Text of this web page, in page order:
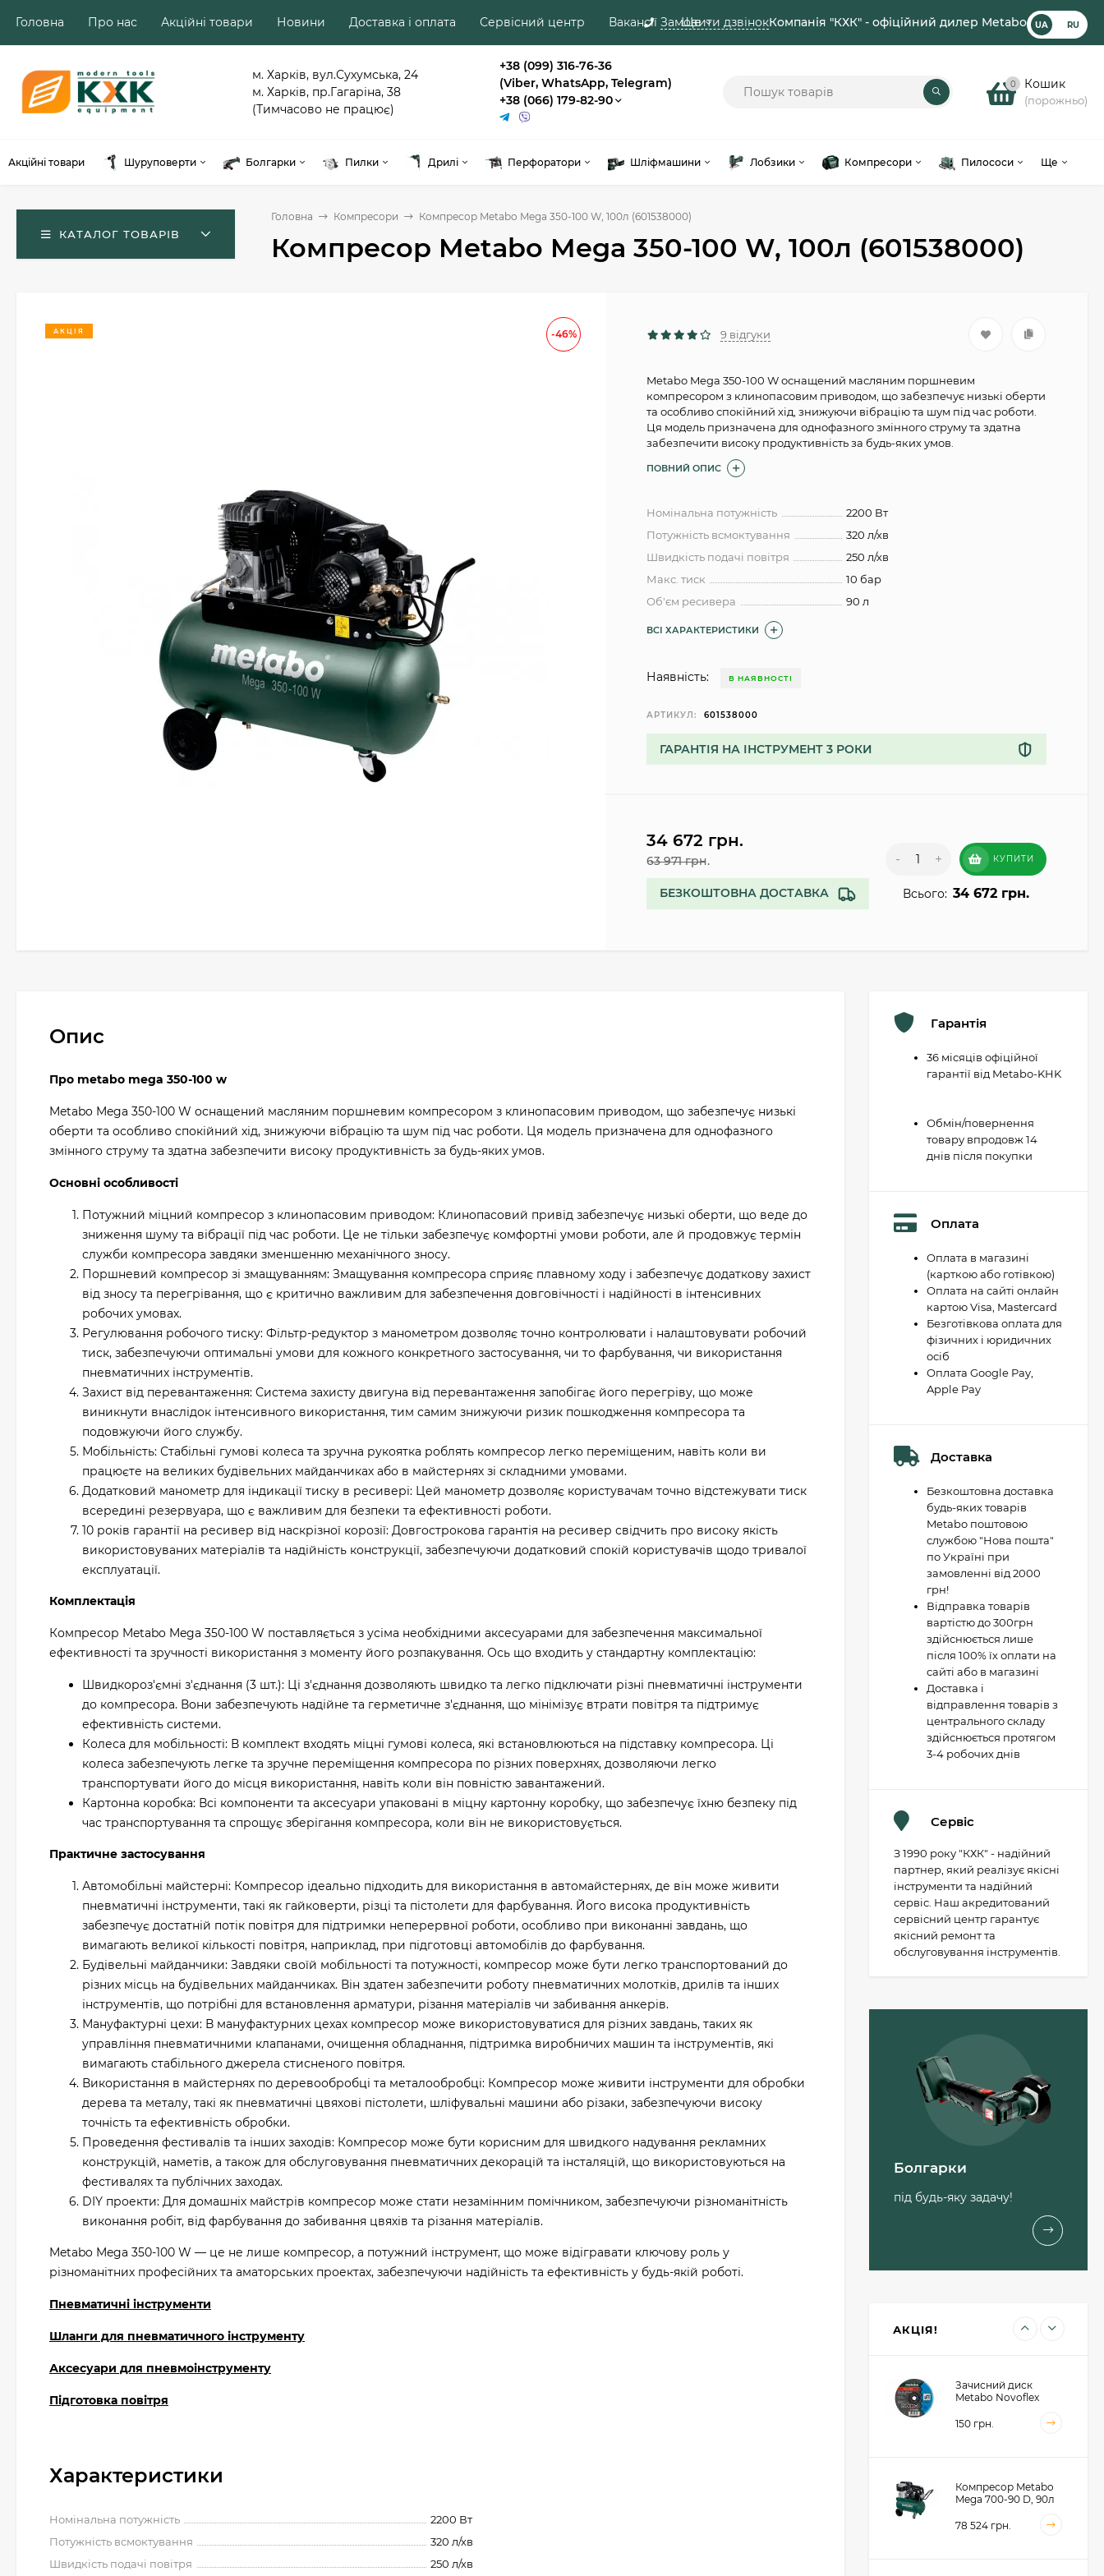
Замовити дзвінокКомпанія "КХК" - офіційний дилер Metabo UA RU
Головна Про нас Акційні товари Новини Доставка і оплата Сервісний центр Вакансії Ще
м. Харків, вул.Сухумська, 24
м. Харків, пр.Гагаріна, 38
(Тимчасово не працює)
+38 (099) 316-76-36
(Viber, WhatsApp, Telegram)
+38 (066) 179-82-90
0 Кошик
(порожньо)
Акційні товари Шуруповерти Болгарки Пилки Дрилі Перфоратори Шліфмашини Лобзики Компресори Пилососи Ще
КАТАЛОГ ТОВАРІВ
Головна Компресори Компресор Metabo Mega 350-100 W, 100л (601538000)
Компресор Metabo Mega 350-100 W, 100л (601538000)
-46%
АКЦІЯ 9 відгуки
Metabo Mega 350-100 W оснащений масляним поршневим
компресором з клинопасовим приводом, що забезпечує низькі оберти
та особливо спокійний хід, знижуючи вібрацію та шум під час роботи.
Ця модель призначена для однофазного змінного струму та здатна
забезпечити високу продуктивність за будь-яких умов.
ПОВНИЙ ОПИС
Номінальна потужність
2200 Вт
Потужність всмоктування
320 л/хв
Швидкість подачі повітря
250 л/хв
Макс. тиск
10 бар
Об'єм ресивера
90 л
ВСІ ХАРАКТЕРИСТИКИ
Наявність: В НАЯВНОСТІ
АРТИКУЛ: 601538000
ГАРАНТІЯ НА ІНСТРУМЕНТ 3 РОКИ
34 672 грн.
63 971 грн.
БЕЗКОШТОВНА ДОСТАВКА
- + КУПИТИ
Всього: 34 672 грн.
Опис
Про metabo mega 350-100 w
Metabo Mega 350-100 W оснащений масляним поршневим компресором з клинопасовим приводом, що забезпечує низькі
оберти та особливо спокійний хід, знижуючи вібрацію та шум під час роботи. Ця модель призначена для однофазного
змінного струму та здатна забезпечити високу продуктивність за будь-яких умов.
Основні особливості
Потужний міцний компресор з клинопасовим приводом: Клинопасовий привід забезпечує низькі оберти, що веде до
зниження шуму та вібрації під час роботи. Це не тільки забезпечує комфортні умови роботи, але й продовжує термін
служби компресора завдяки зменшенню механічного зносу.
Поршневий компресор зі змащуванням: Змащування компресора сприяє плавному ходу і забезпечує додаткову захист
від зносу та перегрівання, що є критично важливим для забезпечення довговічності і надійності в інтенсивних
робочих умовах.
Регулювання робочого тиску: Фільтр-редуктор з манометром дозволяє точно контролювати і налаштовувати робочий
тиск, забезпечуючи оптимальні умови для кожного конкретного застосування, чи то фарбування, чи використання
пневматичних інструментів.
Захист від перевантаження: Система захисту двигуна від перевантаження запобігає його перегріву, що може
виникнути внаслідок інтенсивного використання, тим самим знижуючи ризик пошкодження компресора та
подовжуючи його службу.
Мобільність: Стабільні гумові колеса та зручна рукоятка роблять компресор легко переміщеним, навіть коли ви
працюєте на великих будівельних майданчиках або в майстернях зі складними умовами.
Додатковий манометр для індикації тиску в ресивері: Цей манометр дозволяє користувачам точно відстежувати тиск
всередині резервуара, що є важливим для безпеки та ефективності роботи.
10 років гарантії на ресивер від наскрізної корозії: Довгострокова гарантія на ресивер свідчить про високу якість
використовуваних матеріалів та надійність конструкції, забезпечуючи додатковий спокій користувачів щодо тривалої
експлуатації.
Комплектація
Компресор Metabo Mega 350-100 W поставляється з усіма необхідними аксесуарами для забезпечення максимальної
ефективності та зручності використання з моменту його розпакування. Ось що входить у стандартну комплектацію:
Швидкороз'ємні з'єднання (3 шт.): Ці з'єднання дозволяють швидко та легко підключати різні пневматичні інструменти
до компресора. Вони забезпечують надійне та герметичне з'єднання, що мінімізує втрати повітря та підтримує
ефективність системи.
Колеса для мобільності: В комплект входять міцні гумові колеса, які встановлюються на підставку компресора. Ці
колеса забезпечують легке та зручне переміщення компресора по різних поверхнях, дозволяючи легко
транспортувати його до місця використання, навіть коли він повністю завантажений.
Картонна коробка: Всі компоненти та аксесуари упаковані в міцну картонну коробку, що забезпечує їхню безпеку під
час транспортування та спрощує зберігання компресора, коли він не використовується.
Практичне застосування
Автомобільні майстерні: Компресор ідеально підходить для використання в автомайстернях, де він може живити
пневматичні інструменти, такі як гайковерти, різці та пістолети для фарбування. Його висока продуктивність
забезпечує достатній потік повітря для підтримки неперервної роботи, особливо при виконанні завдань, що
вимагають великої кількості повітря, наприклад, при підготовці автомобілів до фарбування.
Будівельні майданчики: Завдяки своїй мобільності та потужності, компресор може бути легко транспортований до
різних місць на будівельних майданчиках. Він здатен забезпечити роботу пневматичних молотків, дрилів та інших
інструментів, що потрібні для встановлення арматури, різання матеріалів чи забивання анкерів.
Мануфактурні цехи: В мануфактурних цехах компресор може використовуватися для різних завдань, таких як
управління пневматичними клапанами, очищення обладнання, підтримка виробничих машин та інструментів, які
вимагають стабільного джерела стисненого повітря.
Використання в майстернях по деревообробці та металообробці: Компресор може живити інструменти для обробки
дерева та металу, такі як пневматичні цвяхові пістолети, шліфувальні машини або різаки, забезпечуючи високу
точність та ефективність обробки.
Проведення фестивалів та інших заходів: Компресор може бути корисним для швидкого надування рекламних
конструкцій, наметів, а також для обслуговування пневматичних декорацій та інсталяцій, що використовуються на
фестивалях та публічних заходах.
DIY проекти: Для домашніх майстрів компресор може стати незамінним помічником, забезпечуючи різноманітність
виконання робіт, від фарбування до забивання цвяхів та різання матеріалів.
Metabo Mega 350-100 W — це не лише компресор, а потужний інструмент, що може відігравати ключову роль у
різноманітних професійних та аматорських проектах, забезпечуючи надійність та ефективність у будь-якій роботі.
Пневматичні інструменти
Шланги для пневматичного інструменту
Аксесуари для пневмоінструменту
Підготовка повітря
Характеристики
Номінальна потужність
2200 Вт
Потужність всмоктування
320 л/хв
Швидкість подачі повітря
250 л/хв
Гарантія
36 місяців офіційної
гарантії від Metabo-KHK
Обмін/повернення
товару впродовж 14
днів після покупки
Оплата
Оплата в магазині
(карткою або готівкою)
Оплата на сайті онлайн
картою Visa, Mastercard
Безготівкова оплата для
фізичних і юридичних
осіб
Оплата Google Pay,
Apple Pay
Доставка
Безкоштовна доставка
будь-яких товарів
Metabo поштовою
службою "Нова пошта"
по Україні при
замовленні від 2000
грн!
Відправка товарів
вартістю до 300грн
здійснюється лише
після 100% їх оплати на
сайті або в магазині
Доставка і
відправлення товарів з
центрального складу
здійснюється протягом
3-4 робочих днів
Сервіс
З 1990 року "КХК" - надійний
партнер, який реалізує якісні
інструменти та надійний
сервіс. Наш акредитований
сервісний центр гарантує
якісний ремонт та
обслуговування інструментів.
Болгарки
під будь-яку задачу!
АКЦІЯ!
Пильний диск
Metabo «cordless cut
wood - classic», 305 x
30 Z56 WZ 5°
(628693000)
1 503 грн.
по дереву Metabo
Pionier T 234х91 мм
Зачисний диск
Metabo Novoflex
(616468000)
150 грн.
Компресор Metabo
Mega 700-90 D, 90л
78 524 грн.